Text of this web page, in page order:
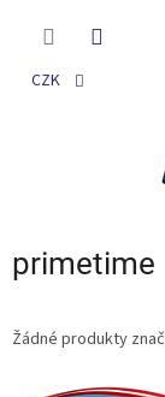
CZK
primetime
Žádné produkty